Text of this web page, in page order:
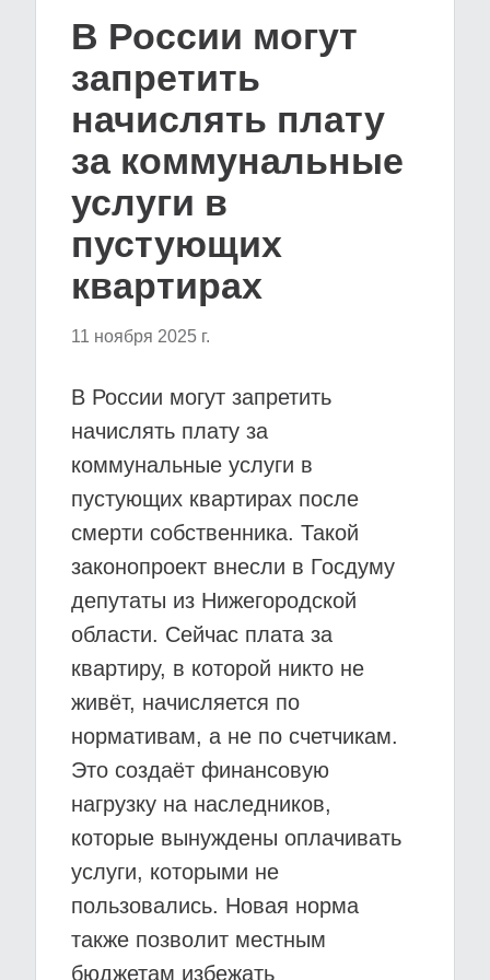
В России могут
запретить
начислять плату
за коммунальные
услуги в
пустующих
квартирах
11 ноября 2025 г.
В России могут запретить
начислять плату за
коммунальные услуги в
пустующих квартирах после
смерти собственника. Такой
законопроект внесли в Госдуму
депутаты из Нижегородской
области. Сейчас плата за
квартиру, в которой никто не
живёт, начисляется по
нормативам, а не по счетчикам.
Это создаёт финансовую
нагрузку на наследников,
которые вынуждены оплачивать
услуги, которыми не
пользовались. Новая норма
также позволит местным
бюджетам избежать